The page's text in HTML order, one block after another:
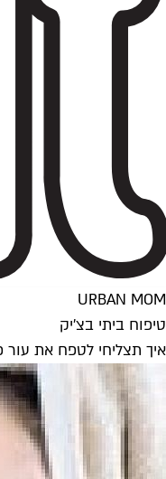
URBAN MOM
טיפוח ביתי בצ'יק
איך תצליחי לטפח את עור